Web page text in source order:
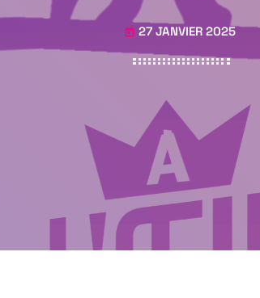
today 27 JANVIER 2025